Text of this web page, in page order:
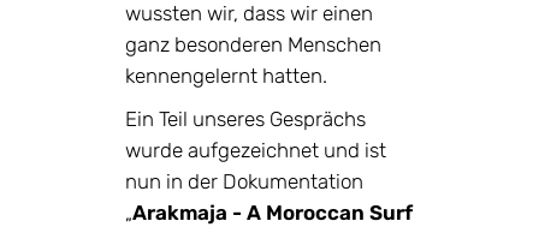
wussten wir, dass wir einen
ganz besonderen Menschen
kennengelernt hatten.
Ein Teil unseres Gesprächs
wurde aufgezeichnet und ist
nun in der Dokumentation
„Arakmaja - A Moroccan Surf